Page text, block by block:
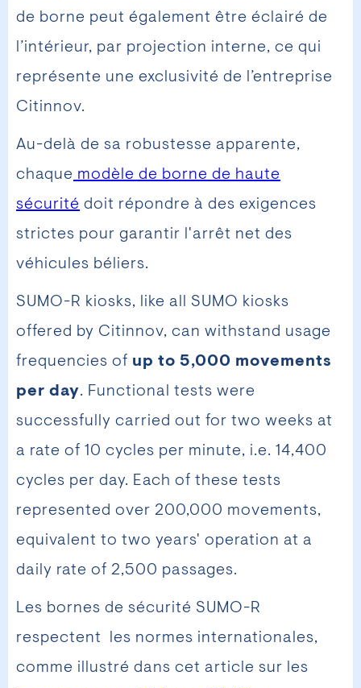
de borne peut également être éclairé de
l’intérieur, par projection interne, ce qui
représente une exclusivité de l’entreprise
Citinnov.
Au-delà de sa robustesse apparente,
chaque modèle de borne de haute
sécurité doit répondre à des exigences
strictes pour garantir l'arrêt net des
véhicules béliers.
SUMO-R kiosks, like all SUMO kiosks
offered by Citinnov, can withstand usage
frequencies of up to 5,000 movements
per day. Functional tests were
successfully carried out for two weeks at
a rate of 10 cycles per minute, i.e. 14,400
cycles per day. Each of these tests
represented over 200,000 movements,
equivalent to two years' operation at a
daily rate of 2,500 passages.
Les bornes de sécurité SUMO-R
respectent les normes internationales,
comme illustré dans cet article sur les